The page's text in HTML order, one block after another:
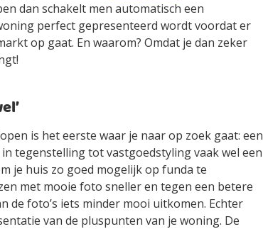
dan schakelt men automatisch een
perfect gepresenteerd wordt voordat er
op gaat. En waarom? Omdat je dan zeker
is het eerste waar je naar op zoek gaat: een
tegenstelling tot vastgoedstyling vaak wel een
je huis zo goed mogelijk op funda te
met mooie foto sneller en tegen een betere
de foto’s iets minder mooi uitkomen. Echter
van de pluspunten van je woning. De